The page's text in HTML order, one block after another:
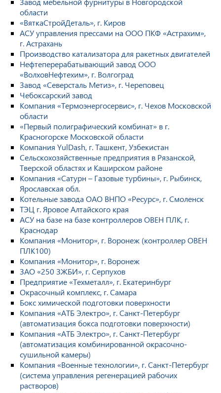
области
«ВяткаСтройДеталь», г. Киров
АСУ управления прессами на ООО ПКФ «Астрахим»,
г. Астрахань
Производство катализатора для ракетных двигателей
Нефтеперерабатывающий завод ООО
«ВолховНефтехим», г. Волгоград
Завод «Северсталь Метиз», г. Череповец
Чебоксарский завод
Компания «Термоэнергосервис», г. Чехов Московской
области
«Первый полиграфический комбинат» в г.
Красногорске Московской области
Компания YulDash, г. Ташкент, Узбекистан
Сельскохозяйственные предприятия в Рязанской,
Тверской областях и Каширском районе
Компания «Сатурн – Газовые турбины», г. Рыбинск,
Ярославская обл.
Котельные завода ОАО ВНПО «Ресурс», г. Смоленск
ТЭЦ г. Яровое Алтайского края
АСУ на базе на базе контроллеров ОВЕН ПЛК, г.
Краснодар
Компания «Монитор», г. Воронеж (контроллер ОВЕН
ПЛК100)
Компания «Монитор», г. Воронеж
ЗАО «250 ЗЖБИ», г. Серпухов
Предприятие «Техметалл», г. Екатеринбург
Окрасочный комплекс, г. Самара
Бокс химической подготовки поверхности
Компания «АТБ Электро», г. Санкт-Петербург
(автоматизация бокса подготовки поверхности)
Компания «АТБ Электро», г. Санкт-Петербург
(автоматизация комбинированной окрасочно-
сушильной камеры)
Компания «Военные технологии», г. Санкт-Петербург
(система управления регенерацией рабочих
растворов)